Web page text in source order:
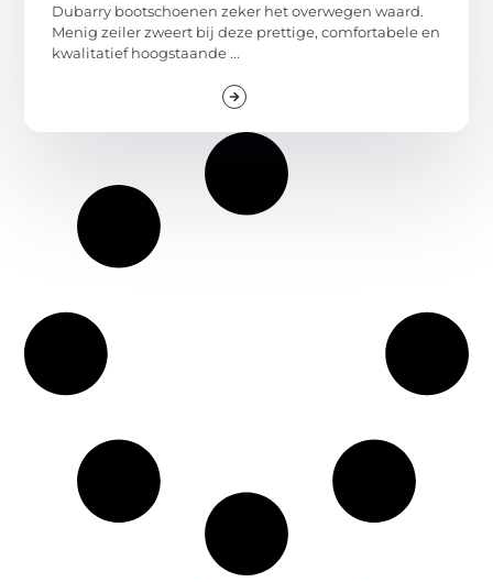
Dubarry bootschoenen zeker het overwegen waard.
Menig zeiler zweert bij deze prettige, comfortabele en
kwalitatief hoogstaande ...